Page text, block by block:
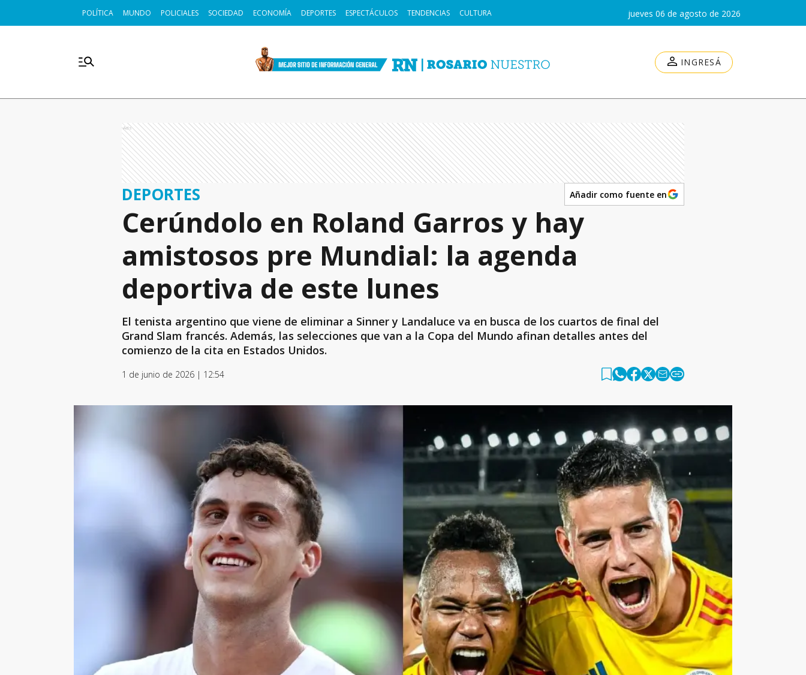
POLÍTICA MUNDO POLICIALES SOCIEDAD ECONOMÍA DEPORTES ESPECTÁCULOS TENDENCIAS CULTURA jueves 06 de agosto de 2026
INGRESÁ
Ads
DEPORTES Añadir como fuente en
Cerúndolo en Roland Garros y hay
amistosos pre Mundial: la agenda
deportiva de este lunes
El tenista argentino que viene de eliminar a Sinner y Landaluce va en busca de los cuartos de final del
Grand Slam francés. Además, las selecciones que van a la Copa del Mundo afinan detalles antes del
comienzo de la cita en Estados Unidos.
1 de junio de 2026 | 12:54